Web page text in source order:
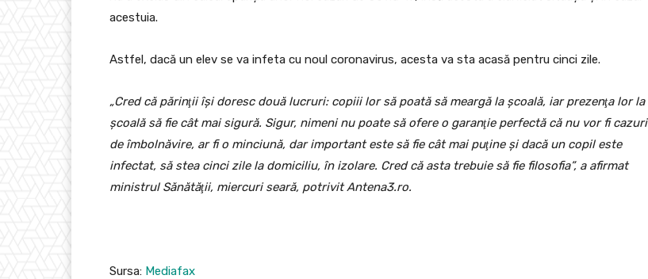
acestuia.
Astfel, dacă un elev se va infeta cu noul coronavirus, acesta va sta acasă pentru cinci zile.
„Cred că părinţii îşi doresc două lucruri: copiii lor să poată să meargă la şcoală, iar prezenţa lor la
şcoală să fie cât mai sigură. Sigur, nimeni nu poate să ofere o garanţie perfectă că nu vor fi cazuri
de îmbolnăvire, ar fi o minciună, dar important este să fie cât mai puţine şi dacă un copil este
infectat, să stea cinci zile la domiciliu, în izolare. Cred că asta trebuie să fie filosofia”, a afirmat
ministrul Sănătăţii, miercuri seară, potrivit Antena3.ro.
Sursa: Mediafax